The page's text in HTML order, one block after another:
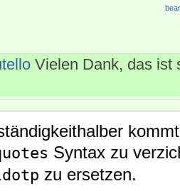
Vielen Dank, das ist
Syntax zu
zu ersetzen.